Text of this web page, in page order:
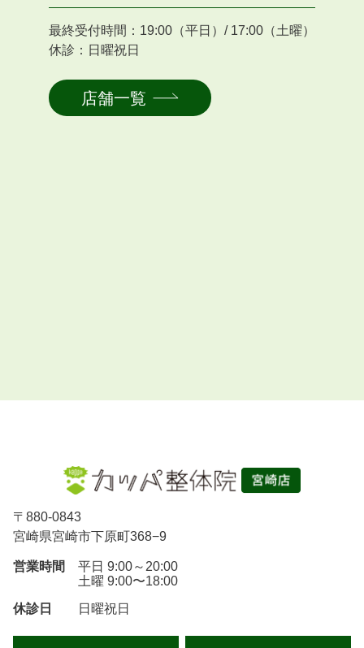
最終受付時間：19:00（平日）/ 17:00（土曜）
休診：日曜祝日
店舗一覧
〒 880-0843
宮崎県宮崎市下原町368−9
営業時間
平日 9:00～20:00
土曜 9:00〜18:00
休診日
日曜祝日